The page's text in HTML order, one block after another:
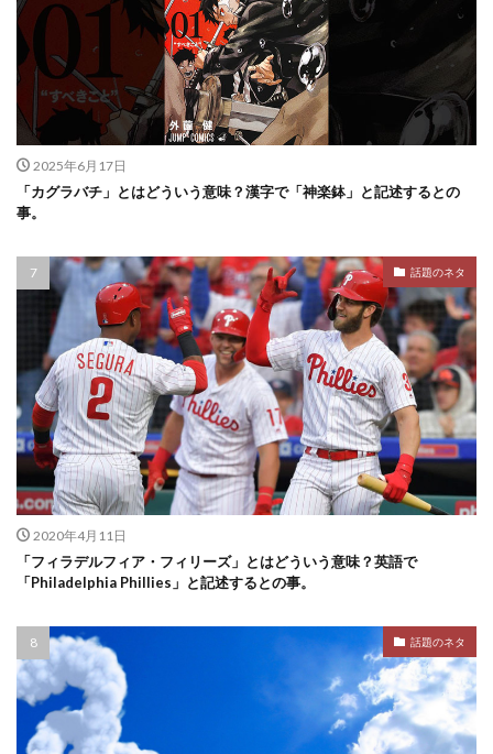
2025年6月17日
「カグラバチ」とはどういう意味？漢字で「神楽鉢」と記述するとの
事。
話題のネタ
2020年4月11日
「フィラデルフィア・フィリーズ」とはどういう意味？英語で
「Philadelphia Phillies」と記述するとの事。
話題のネタ